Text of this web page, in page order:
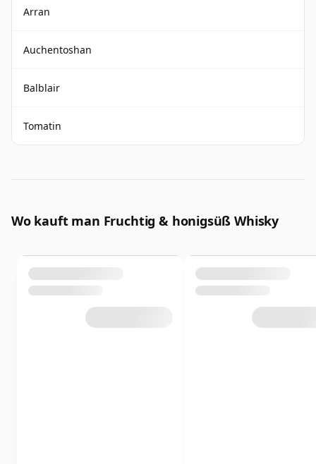
Arran
Auchentoshan
Balblair
Tomatin
Wo kauft man Fruchtig & honigsüß Whisky